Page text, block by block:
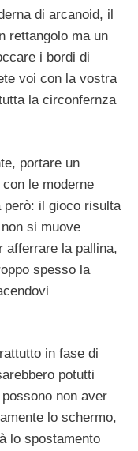
di arcanoid, il
rettangolo ma un
i bordi di
voi con la vostra
la circonfernza
portare un
le moderne
però: il gioco risulta
si muove
afferrare la pallina,
spesso la
in fase di
potutti
non aver
lo schermo,
lo spostamento